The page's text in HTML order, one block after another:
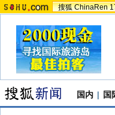
搜狐 ChinaRen
国内 | 国